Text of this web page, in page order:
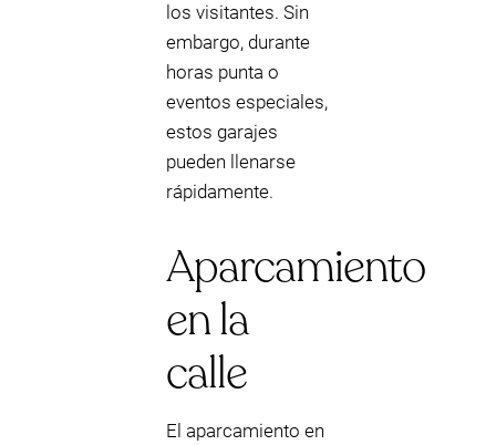
los visitantes. Sin
embargo, durante
horas punta o
eventos especiales,
estos garajes
pueden llenarse
rápidamente.
Aparcamiento
en la
calle
El aparcamiento en